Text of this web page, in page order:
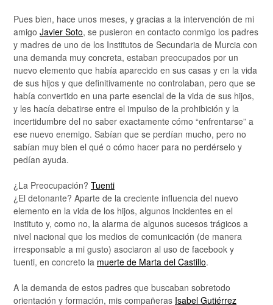
Pues bien, hace unos meses, y gracias a la intervención de mi
amigo Javier Soto, se pusieron en contacto conmigo los padres
y madres de uno de los Institutos de Secundaria de Murcia con
una demanda muy concreta, estaban preocupados por un
nuevo elemento que había aparecido en sus casas y en la vida
de sus hijos y que definitivamente no controlaban, pero que se
había convertido en una parte esencial de la vida de sus hijos,
y les hacía debatirse entre el impulso de la prohibición y la
incertidumbre del no saber exactamente cómo “enfrentarse” a
ese nuevo enemigo. Sabían que se perdían mucho, pero no
sabían muy bien el qué o cómo hacer para no perdérselo y
pedían ayuda.
¿La Preocupación? Tuenti
¿El detonante? Aparte de la creciente influencia del nuevo
elemento en la vida de los hijos, algunos incidentes en el
instituto y, como no, la alarma de algunos sucesos trágicos a
nivel nacional que los medios de comunicación (de manera
irresponsable a mi gusto) asociaron al uso de facebook y
tuenti, en concreto la muerte de Marta del Castillo.
A la demanda de estos padres que buscaban sobretodo
orientación y formación, mis compañeras Isabel Gutiérrez